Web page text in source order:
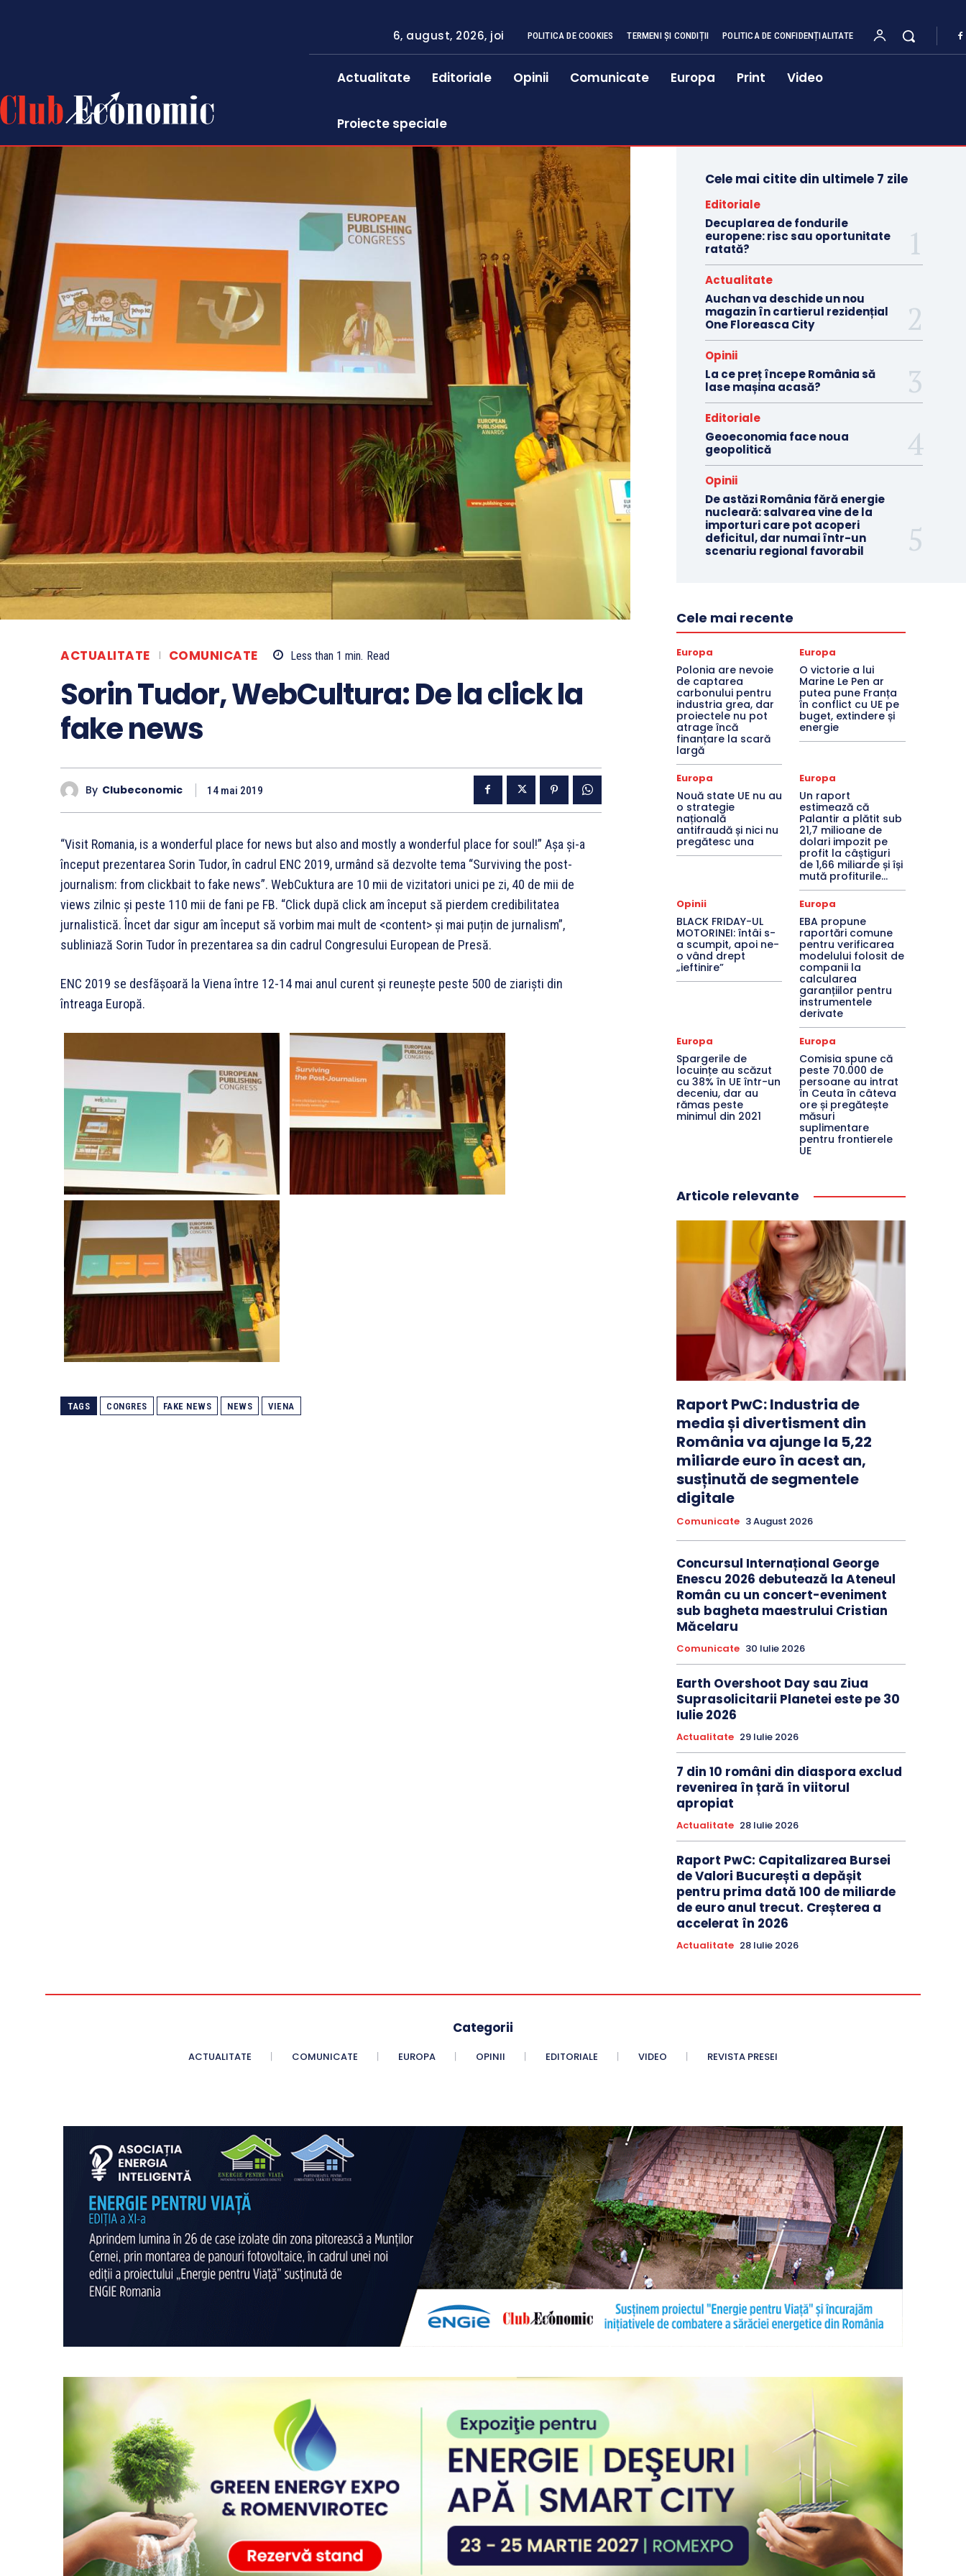
6, august, 2026, joi POLITICA DE COOKIES TERMENI ȘI CONDIȚII POLITICA DE CONFIDENȚIALITATE
Actualitate Editoriale Opinii Comunicate Europa Print Video
Proiecte speciale
ACTUALITATE COMUNICATE Less than 1 min. Read
Sorin Tudor, WebCultura: De la click la
fake news
By Clubeconomic 14 mai 2019
“Visit Romania, is a wonderful place for news but also and mostly a wonderful place for soul!” Așa și-a
început prezentarea Sorin Tudor, în cadrul ENC 2019, urmând să dezvolte tema “Surviving the post-
journalism: from clickbait to fake news”. WebCuktura are 10 mii de vizitatori unici pe zi, 40 de mii de
views zilnic și peste 110 mii de fani pe FB. “Click după click am început să pierdem credibilitatea
jurnalistică. Încet dar sigur am început să vorbim mai mult de <content> și mai puțin de jurnalism”,
subliniază Sorin Tudor în prezentarea sa din cadrul Congresului European de Presă.
ENC 2019 se desfășoară la Viena între 12-14 mai anul curent și reunește peste 500 de ziariști din
întreaga Europă.
TAGS CONGRES FAKE NEWS NEWS VIENA
Cele mai citite din ultimele 7 zile
Editoriale
Decuplarea de fondurile
europene: risc sau oportunitate
ratată?
Actualitate
Auchan va deschide un nou
magazin în cartierul rezidențial
One Floreasca City
Opinii
La ce preț începe România să
lase mașina acasă?
Editoriale
Geoeconomia face noua
geopolitică
Opinii
De astăzi România fără energie
nucleară: salvarea vine de la
importuri care pot acoperi
deficitul, dar numai într-un
scenariu regional favorabil
Cele mai recente
Europa
Polonia are nevoie
de captarea
carbonului pentru
industria grea, dar
proiectele nu pot
atrage încă
finanțare la scară
largă
Europa
O victorie a lui
Marine Le Pen ar
putea pune Franța
în conflict cu UE pe
buget, extindere și
energie
Europa
Nouă state UE nu au
o strategie
națională
antifraudă și nici nu
pregătesc una
Europa
Un raport
estimează că
Palantir a plătit sub
21,7 milioane de
dolari impozit pe
profit la câștiguri
de 1,66 miliarde și își
mută profiturile...
Opinii
BLACK FRIDAY-UL
MOTORINEI: întâi s-
a scumpit, apoi ne-
o vând drept
„ieftinire”
Europa
EBA propune
raportări comune
pentru verificarea
modelului folosit de
companii la
calcularea
garanțiilor pentru
instrumentele
derivate
Europa
Spargerile de
locuințe au scăzut
cu 38% în UE într-un
deceniu, dar au
rămas peste
minimul din 2021
Europa
Comisia spune că
peste 70.000 de
persoane au intrat
în Ceuta în câteva
ore și pregătește
măsuri
suplimentare
pentru frontierele
UE
Articole relevante
Raport PwC: Industria de
media și divertisment din
România va ajunge la 5,22
miliarde euro în acest an,
susținută de segmentele
digitale
Comunicate 3 August 2026
Concursul Internațional George
Enescu 2026 debutează la Ateneul
Român cu un concert-eveniment
sub bagheta maestrului Cristian
Măcelaru
Comunicate 30 Iulie 2026
Earth Overshoot Day sau Ziua
Suprasolicitarii Planetei este pe 30
Iulie 2026
Actualitate 29 Iulie 2026
7 din 10 români din diaspora exclud
revenirea în țară în viitorul
apropiat
Actualitate 28 Iulie 2026
Raport PwC: Capitalizarea Bursei
de Valori București a depășit
pentru prima dată 100 de miliarde
de euro anul trecut. Creșterea a
accelerat în 2026
Actualitate 28 Iulie 2026
Categorii
ACTUALITATE COMUNICATE EUROPA OPINII EDITORIALE VIDEO REVISTA PRESEI